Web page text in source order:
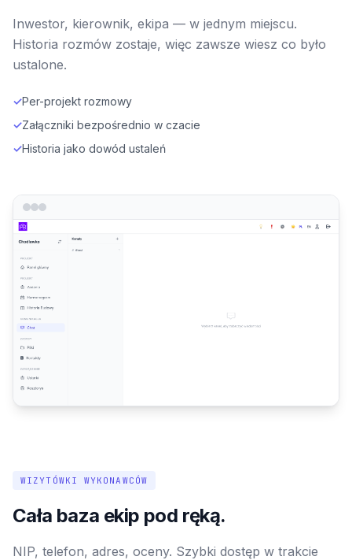
Inwestor, kierownik, ekipa — w jednym miejscu.
Historia rozmów zostaje, więc zawsze wiesz co było
ustalone.
✓Per-projekt rozmowy
✓Załączniki bezpośrednio w czacie
✓Historia jako dowód ustaleń
WIZYTÓWKI WYKONAWCÓW
Cała baza ekip pod ręką.
NIP, telefon, adres, oceny. Szybki dostęp w trakcie